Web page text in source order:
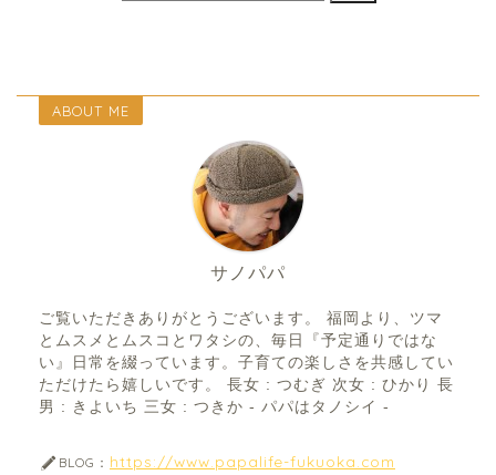
ABOUT ME
サノパパ
ご覧いただきありがとうございます。 福岡より、ツマ
とムスメとムスコとワタシの、毎日『予定通りではな
い』日常を綴っています。子育ての楽しさを共感してい
ただけたら嬉しいです。 長女 : つむぎ 次女 : ひかり 長
男 : きよいち 三女 : つきか - パパはタノシイ -
BLOG： https://www.papalife-fukuoka.com